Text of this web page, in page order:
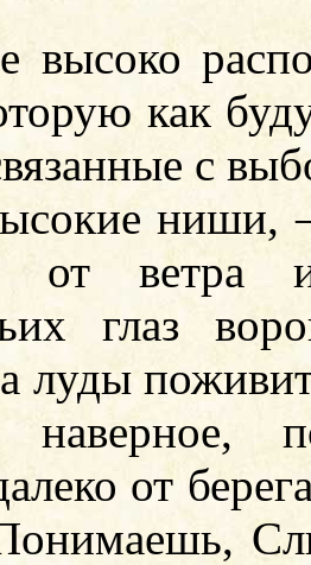
как
с
ниши,
от ветра
глаз
луды
от